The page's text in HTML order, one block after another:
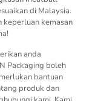
di Malaysia.
keperluan kemasan
anda
Packaging boleh
bantuan
produk dan